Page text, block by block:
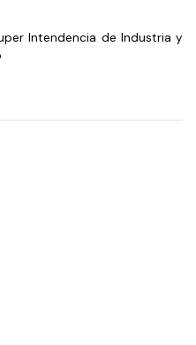
Intendencia de Industria y